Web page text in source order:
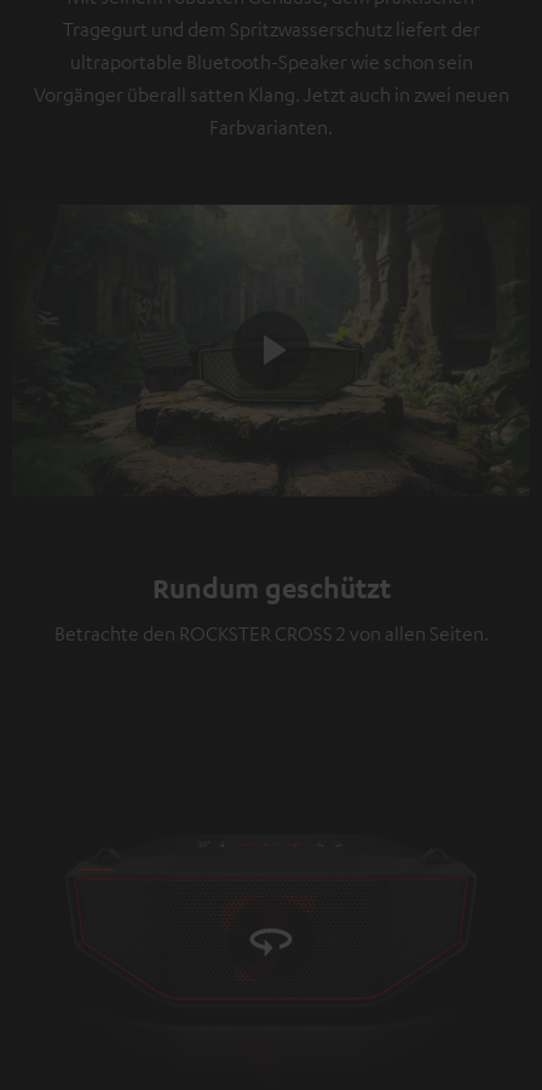
Tragegurt und dem Spritzwasserschutz liefert der
ultraportable Bluetooth-Speaker wie schon sein
Vorgänger überall satten Klang. Jetzt auch in zwei neuen
Farbvarianten.
Play
Rundum geschützt
Betrachte den ROCKSTER CROSS 2 von allen Seiten.